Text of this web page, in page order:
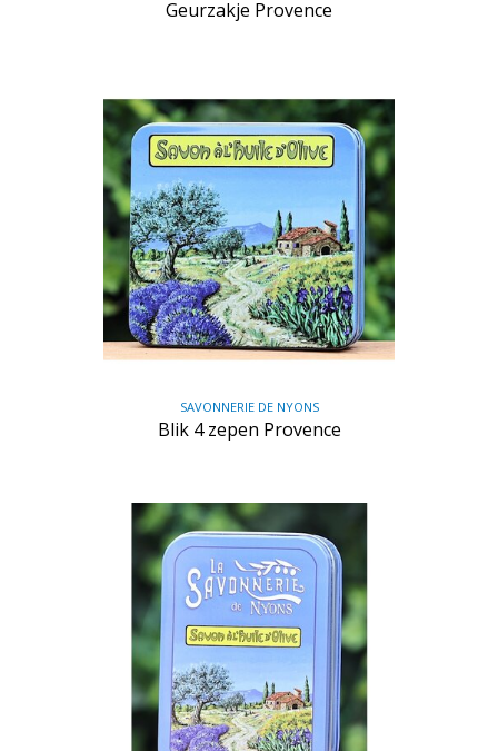
Geurzakje Provence
SAVONNERIE DE NYONS
Blik 4 zepen Provence